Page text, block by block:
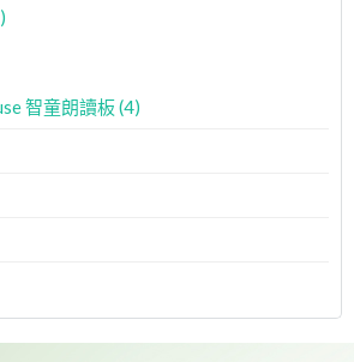
智童朗讀板 (4)